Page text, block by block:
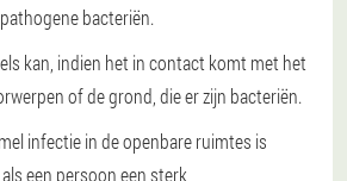
bacteriën.
kan, indien het in contact komt met het
of de grond, die er zijn bacteriën.
infectie in de openbare ruimtes is
een persoon een sterk